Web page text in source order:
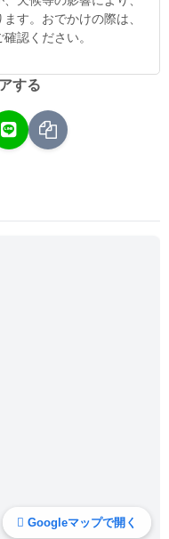
す。おでかけの際は、
認ください。
する
Googleマップで開く